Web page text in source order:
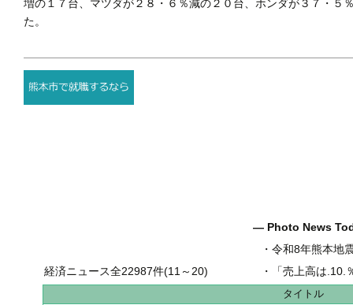
増の１７台、マツダが２８・６％減の２０台、ホンダが３７・
た。
― Photo News
・令和8年熊本地
・
「売上高は.10.％増の
経済ニュース全22987件(11～20)
タイトル